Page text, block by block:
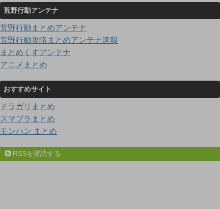
荒野行動アンテナ
荒野行動まとめアンテナ
荒野行動攻略まとめアンテナ速報
まとめくすアンテナ
アニメまとめ
おすすめサイト
ドラガリまとめ
スマブラまとめ
モンハン まとめ
RSSを購読する